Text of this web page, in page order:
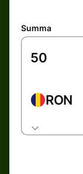
Summa
RON